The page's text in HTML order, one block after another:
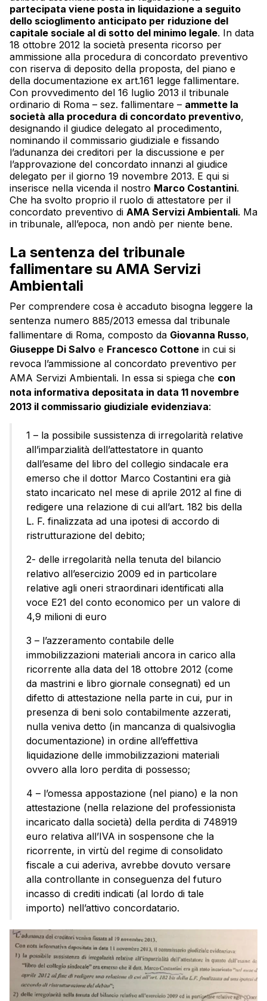
partecipata viene posta in liquidazione a seguito
dello scioglimento anticipato per riduzione del
capitale sociale al di sotto del minimo legale. In data
18 ottobre 2012 la società presenta ricorso per
ammissione alla procedura di concordato preventivo
con riserva di deposito della proposta, del piano e
della documentazione ex art.161 legge fallimentare.
Con provvedimento del 16 luglio 2013 il tribunale
ordinario di Roma – sez. fallimentare – ammette la
società alla procedura di concordato preventivo,
designando il giudice delegato al procedimento,
nominando il commissario giudiziale e fissando
l’adunanza dei creditori per la discussione e per
l’approvazione del concordato innanzi al giudice
delegato per il giorno 19 novembre 2013. E qui si
inserisce nella vicenda il nostro Marco Costantini.
Che ha svolto proprio il ruolo di attestatore per il
concordato preventivo di AMA Servizi Ambientali. Ma
in tribunale, all’epoca, non andò per niente bene.
La sentenza del tribunale
fallimentare su AMA Servizi
Ambientali
Per comprendere cosa è accaduto bisogna leggere la
sentenza numero 885/2013 emessa dal tribunale
fallimentare di Roma, composto da Giovanna Russo,
Giuseppe Di Salvo e Francesco Cottone in cui si
revoca l’ammissione al concordato preventivo per
AMA Servizi Ambientali. In essa si spiega che con
nota informativa depositata in data 11 novembre
2013 il commissario giudiziale evidenziava:
1 – la possibile sussistenza di irregolarità relative
all’imparzialità dell’attestatore in quanto
dall’esame del libro del collegio sindacale era
emerso che il dottor Marco Costantini era già
stato incaricato nel mese di aprile 2012 al fine di
redigere una relazione di cui all’art. 182 bis della
L. F. finalizzata ad una ipotesi di accordo di
ristrutturazione del debito;
2- delle irregolarità nella tenuta del bilancio
relativo all’esercizio 2009 ed in particolare
relative agli oneri straordinari identificati alla
voce E21 del conto economico per un valore di
4,9 milioni di euro
3 – l’azzeramento contabile delle
immobilizzazioni materiali ancora in carico alla
ricorrente alla data del 18 ottobre 2012 (come
da mastrini e libro giornale consegnati) ed un
difetto di attestazione nella parte in cui, pur in
presenza di beni solo contabilmente azzerati,
nulla veniva detto (in mancanza di qualsivoglia
documentazione) in ordine all’effettiva
liquidazione delle immobilizzazioni materiali
ovvero alla loro perdita di possesso;
4 – l’omessa appostazione (nel piano) e la non
attestazione (nella relazione del professionista
incaricato dalla società) della perdita di 748919
euro relativa all’IVA in sospensone che la
ricorrente, in virtù del regime di consolidato
fiscale a cui aderiva, avrebbe dovuto versare
alla controllante in conseguenza del futuro
incasso di crediti indicati (al lordo di tale
importo) nell’attivo concordatario.